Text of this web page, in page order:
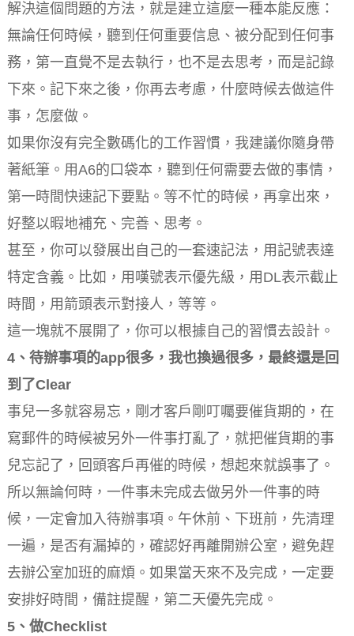
解決這個問題的方法，就是建立這麼一種本能反應：
無論任何時候，聽到任何重要信息、被分配到任何事
務，第一直覺不是去執行，也不是去思考，而是記錄
下來。記下來之後，你再去考慮，什麼時候去做這件
事，怎麼做。
如果你沒有完全數碼化的工作習慣，我建議你隨身帶
著紙筆。用A6的口袋本，聽到任何需要去做的事情，
第一時間快速記下要點。等不忙的時候，再拿出來，
好整以暇地補充、完善、思考。
甚至，你可以發展出自己的一套速記法，用記號表達
特定含義。比如，用嘆號表示優先級，用DL表示截止
時間，用箭頭表示對接人，等等。
這一塊就不展開了，你可以根據自己的習慣去設計。
4、待辦事項的app很多，我也換過很多，最終還是回
到了Clear
事兒一多就容易忘，剛才客戶剛叮囑要催貨期的，在
寫郵件的時候被另外一件事打亂了，就把催貨期的事
兒忘記了，回頭客戶再催的時候，想起來就誤事了。
所以無論何時，一件事未完成去做另外一件事的時
候，一定會加入待辦事項。午休前、下班前，先清理
一遍，是否有漏掉的，確認好再離開辦公室，避免趕
去辦公室加班的麻煩。如果當天來不及完成，一定要
安排好時間，備註提醒，第二天優先完成。
5、做Checklist